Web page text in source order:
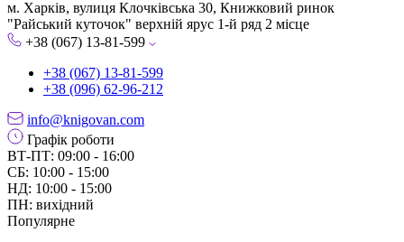
м. Харків, вулиця Клочківська 30, Книжковий ринок
"Райський куточок" верхній ярус 1-й ряд 2 місце
+38 (067) 13-81-599
+38 (067) 13-81-599
+38 (096) 62-96-212
info@knigovan.com
Графік роботи
ВТ-ПТ: 09:00 - 16:00
СБ: 10:00 - 15:00
НД: 10:00 - 15:00
ПН: вихідний
Популярне